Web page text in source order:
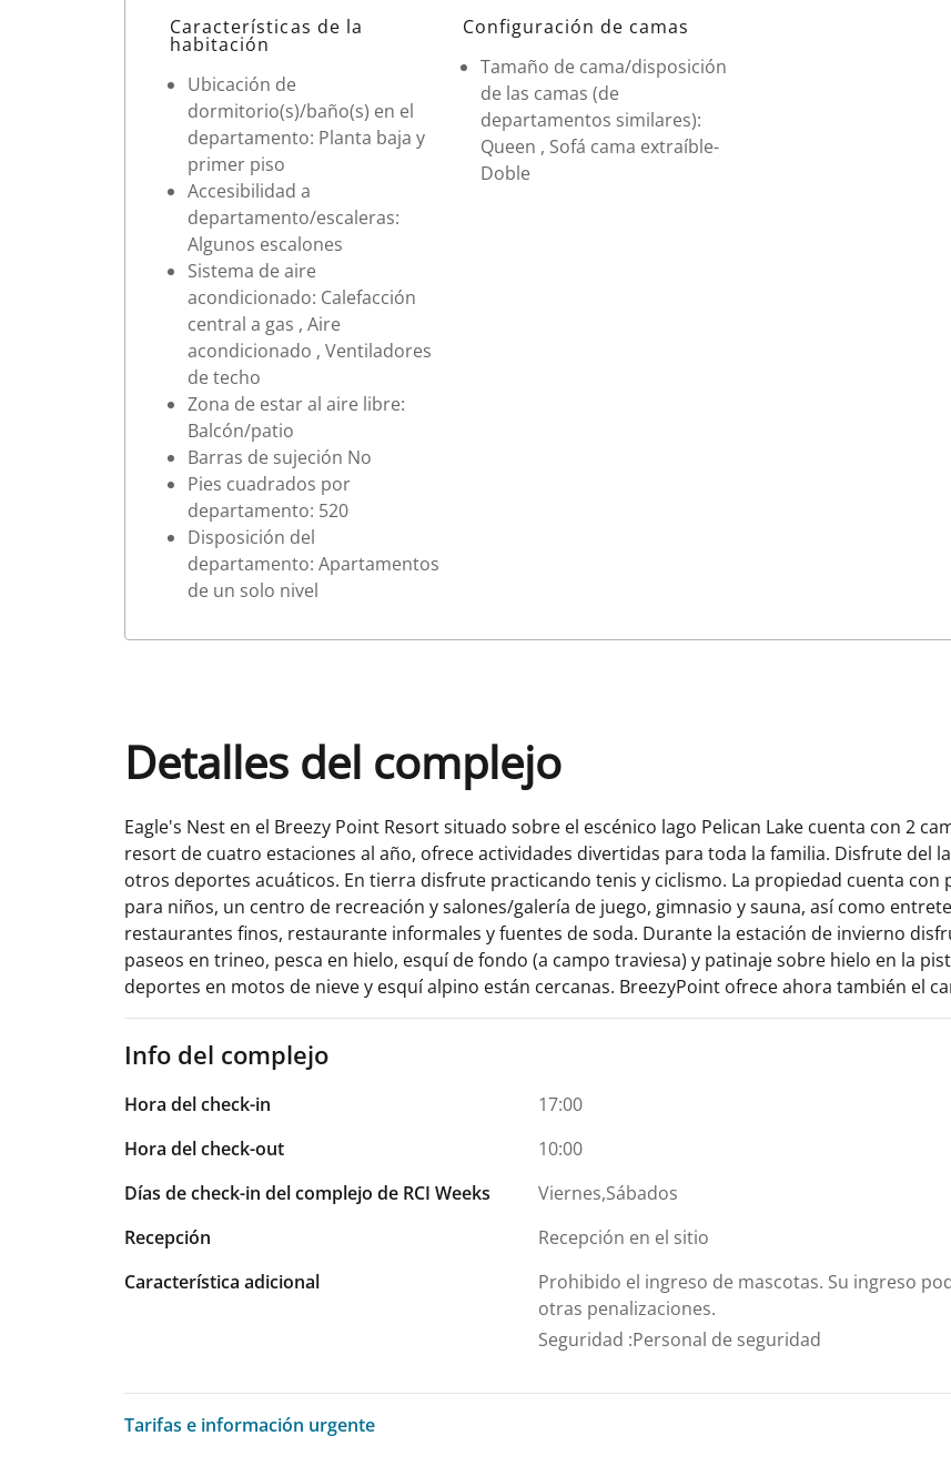
Características de la
habitación
Ubicación de
dormitorio(s)/baño(s) en el
departamento: Planta baja y
primer piso
Accesibilidad a
departamento/escaleras:
Algunos escalones
Sistema de aire
acondicionado: Calefacción
central a gas , Aire
acondicionado , Ventiladores
de techo
Zona de estar al aire libre:
Balcón/patio
Barras de sujeción No
Pies cuadrados por
departamento: 520
Disposición del
departamento: Apartamentos
de un solo nivel
Configuración de camas
Tamaño de cama/disposición
de las camas (de
departamentos similares):
Queen , Sofá cama extraíble-
Doble
Detalles del complejo
Eagle's Nest en el Breezy Point Resort situado sobre el escénico lago Pelican Lake cuenta con 2
resort de cuatro estaciones al año, ofrece actividades divertidas para toda la familia. Disfrute del
otros deportes acuáticos. En tierra disfrute practicando tenis y ciclismo. La propiedad cuenta
para niños, un centro de recreación y salones/galería de juego, gimnasio y sauna, así como
restaurantes finos, restaurante informales y fuentes de soda. Durante la estación de invierno
paseos en trineo, pesca en hielo, esquí de fondo (a campo traviesa) y patinaje sobre hielo en la
deportes en motos de nieve y esquí alpino están cercanas. BreezyPoint ofrece ahora también el
Info del complejo
Hora del check-in
17:00
Hora del check-out
10:00
Días de check-in del complejo de RCI Weeks
Viernes,Sábados
Recepción
Recepción en el sitio
Característica adicional
Prohibido el ingreso de mascotas. Su ingreso
otras penalizaciones.
Seguridad :Personal de seguridad
Tarifas e información urgente